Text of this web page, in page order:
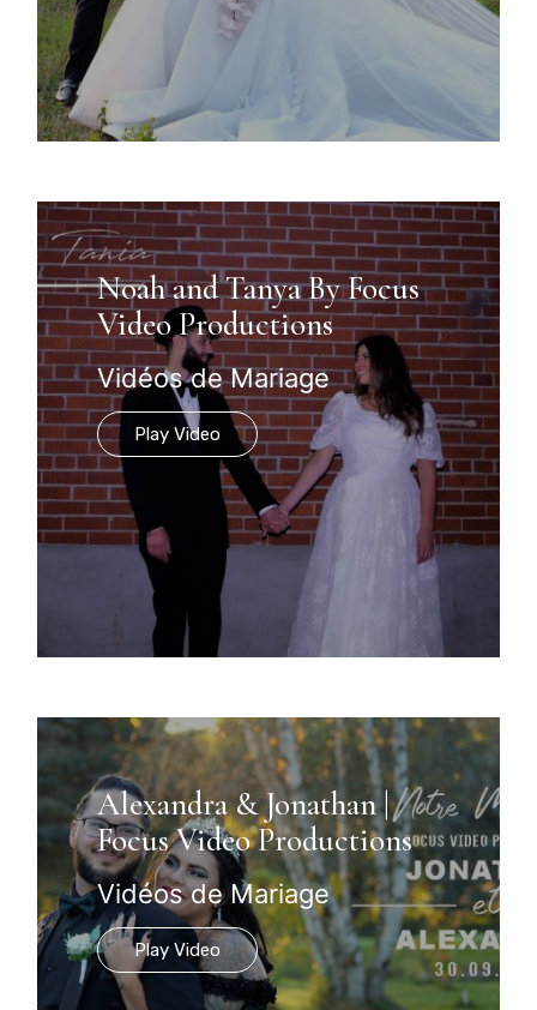
Noah and Tanya By Focus
Video Productions
Vidéos de Mariage
Play Video
Alexandra & Jonathan |
Focus Video Productions
Vidéos de Mariage
Play Video